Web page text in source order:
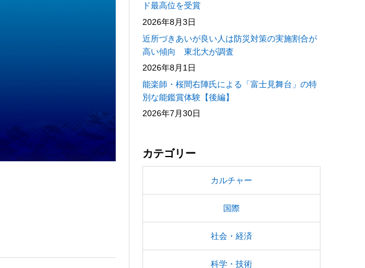
ド最高位を受賞
2026年8月3日
近所づきあいが良い人は防災対策の実施割合が
高い傾向 東北大が調査
2026年8月1日
能楽師・桜間右陣氏による「富士見舞台」の特
別な能鑑賞体験【後編】
2026年7月30日
カテゴリー
カルチャー
国際
社会・経済
科学・技術